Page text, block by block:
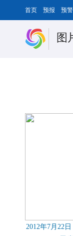
首页 预报 预警
图
2012年7月22